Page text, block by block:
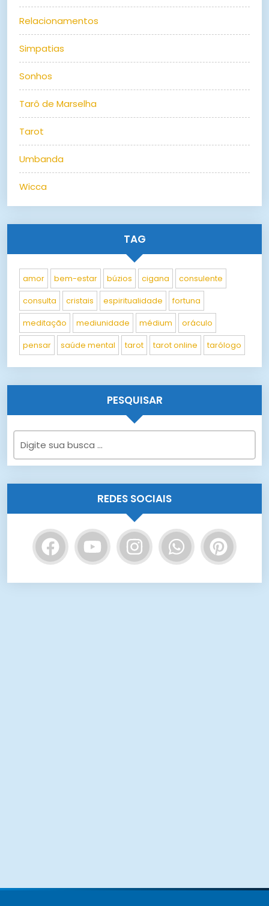
Relacionamentos
Simpatias
Sonhos
Tarô de Marselha
Tarot
Umbanda
Wicca
TAG
amor bem-estar búzios cigana consulente
consulta cristais espiritualidade fortuna
meditação mediunidade médium oráculo
pensar saúde mental tarot tarot online tarólogo
PESQUISAR
REDES SOCIAIS